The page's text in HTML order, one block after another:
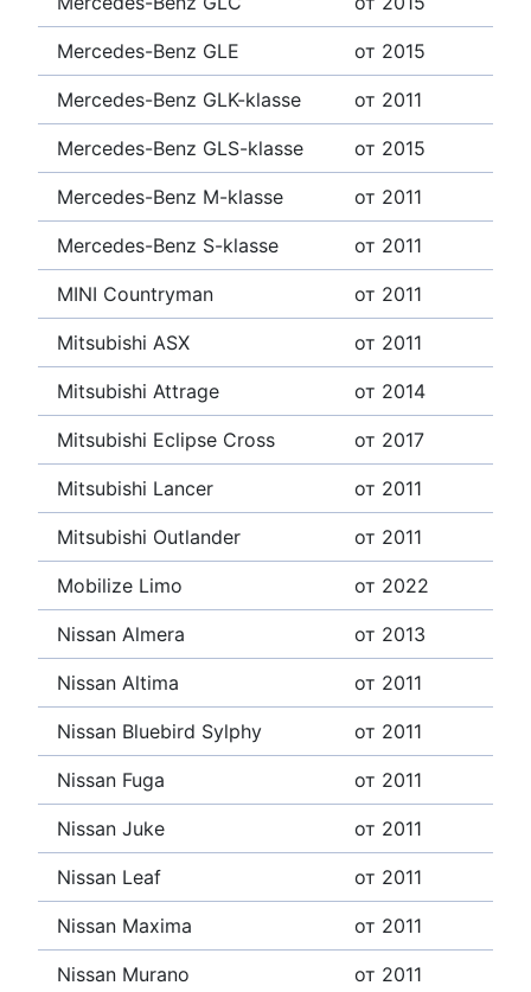
Mercedes-Benz GLE от 2015
Mercedes-Benz GLK-klasse от 2011
Mercedes-Benz GLS-klasse от 2015
Mercedes-Benz M-klasse от 2011
Mercedes-Benz S-klasse от 2011
MINI Countryman от 2011
Mitsubishi ASX от 2011
Mitsubishi Attrage от 2014
Mitsubishi Eclipse Cross от 2017
Mitsubishi Lancer от 2011
Mitsubishi Outlander от 2011
Mobilize Limo от 2022
Nissan Almera от 2013
Nissan Altima от 2011
Nissan Bluebird Sylphy от 2011
Nissan Fuga от 2011
Nissan Juke от 2011
Nissan Leaf от 2011
Nissan Maxima от 2011
Nissan Murano от 2011